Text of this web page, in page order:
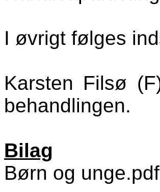
I øvrigt følges
Karsten Filsø
behandlingen.
Bilag
Børn og unge.pdf